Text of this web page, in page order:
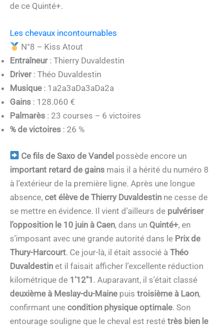
de ce Quinté+.
Les chevaux incontournables
N°8 – Kiss Atout
Entraîneur: Thierry Duvaldestin
Driver: Théo Duvaldestin
Musique : 1a2a3aDa3aDa2a
Gains : 128.060 €
Palmarès : 23 courses – 6 victoires
% de victoires : 26 %
Ce fils de Saxo de Vandel possède encore un
important retard de gains mais il a hérité du numéro 8
à l’extérieur de la première ligne. Après une longue
absence, cet élève de Thierry Duvaldestin ne cesse de
se mettre en évidence. Il vient d’ailleurs de pulvériser
l’opposition le 10 juin à Caen, dans un Quinté+, en
s’imposant avec une grande autorité dans le Prix de
Thury-Harcourt. Ce jour-là, il était associé à Théo
Duvaldestin et il faisait afficher l’excellente réduction
kilométrique de 1’12″1 . Auparavant, il s’était classé
deuxième à Meslay-du-Maine puis troisième à Laon,
confirmant une condition physique optimale. Son
entourage souligne que le cheval est resté très bien le